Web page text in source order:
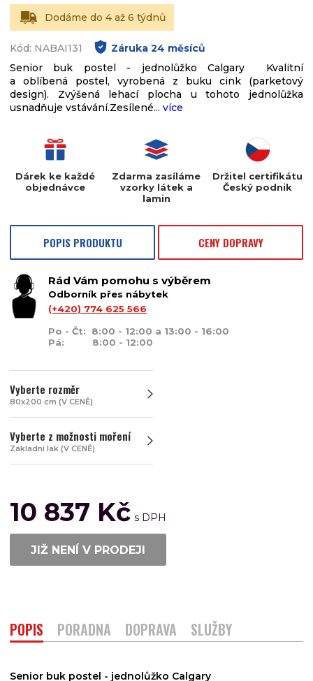
Dodáme do 4 až 6 týdnů
Kód: NABAI131 Záruka 24 měsíců
Senior buk postel - jednolůžko Calgary Kvalitní
a oblíbená postel, vyrobená z buku cink (parketový
design). Zvýšená lehací plocha u tohoto jednolůžka
usnadňuje vstávání.Zesílené... více
Dárek ke každé
objednávce
Zdarma zasíláme
vzorky látek a
lamin
Držitel certifikátu
Český podnik
POPIS PRODUKTU CENY DOPRAVY
Rád Vám pomohu s výběrem
Odborník přes nábytek
(+420) 774 625 566
Po - Čt: 8:00 - 12:00 a 13:00 - 16:00
Pá: 8:00 - 12:00
Vyberte rozměr
80x200 cm (V CENĚ)
Vyberte z možnosti moření
Základní lak (V CENĚ)
10 837 Kč
JIŽ NENÍ V PRODEJI
POPIS PORADNA DOPRAVA SLUŽBY
Senior buk postel - jednolůžko Calgary